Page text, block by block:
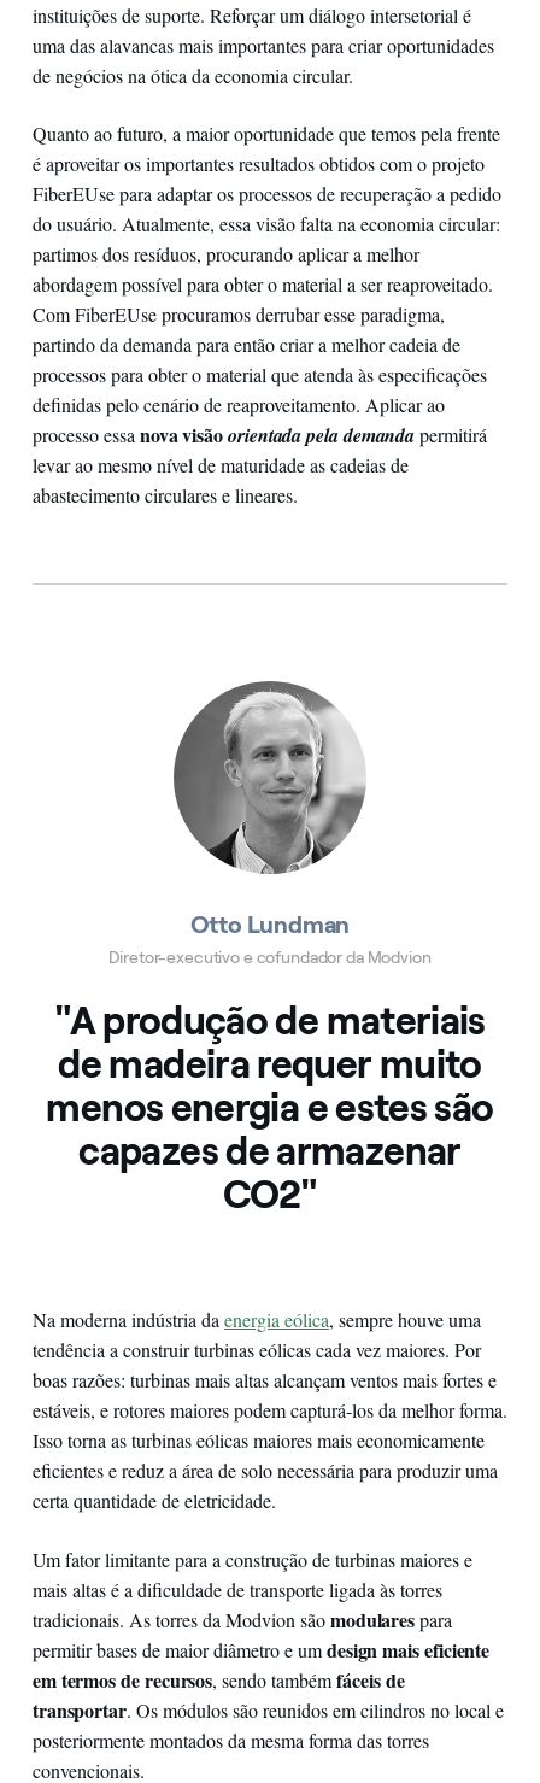
instituições de suporte. Reforçar um diálogo intersetorial é
uma das alavancas mais importantes para criar oportunidades
de negócios na ótica da economia circular.
Quanto ao futuro, a maior oportunidade que temos pela frente
é aproveitar os importantes resultados obtidos com o projeto
FiberEUse para adaptar os processos de recuperação a pedido
do usuário. Atualmente, essa visão falta na economia circular:
partimos dos resíduos, procurando aplicar a melhor
abordagem possível para obter o material a ser reaproveitado.
Com FiberEUse procuramos derrubar esse paradigma,
partindo da demanda para então criar a melhor cadeia de
processos para obter o material que atenda às especificações
definidas pelo cenário de reaproveitamento. Aplicar ao
processo essanova visãoorientada pela demandapermitirá
levar ao mesmo nível de maturidade as cadeias de
abastecimento circulares e lineares.
Otto Lundman
Diretor-executivo e cofundador da Modvion
"A produção de materiais
de madeira requer muito
menos energia e estes são
capazes de armazenar
CO2"
Na moderna indústria daenergia eólica, sempre houve uma
tendência a construir turbinas eólicas cada vez maiores. Por
boas razões: turbinas mais altas alcançam ventos mais fortes e
estáveis, e rotores maiores podem capturá-los da melhor forma.
Isso torna as turbinas eólicas maiores mais economicamente
eficientes e reduz a área de solo necessária para produzir uma
certa quantidade de eletricidade.
Um fator limitante para a construção de turbinas maiores e
mais altas é a dificuldade de transporte ligada às torres
tradicionais. As torres da Modvion sãomodularespara
permitir bases de maior diâmetro e umdesign mais eficiente
em termos de recursos, sendo tambémfáceis de
transportar. Os módulos são reunidos em cilindros no local e
posteriormente montados da mesma forma das torres
convencionais.